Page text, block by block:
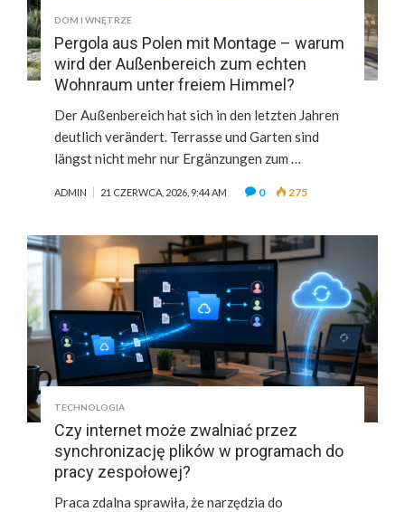
DOM I WNĘTRZE
Pergola aus Polen mit Montage – warum
wird der Außenbereich zum echten
Wohnraum unter freiem Himmel?
Der Außenbereich hat sich in den letzten Jahren
deutlich verändert. Terrasse und Garten sind
längst nicht mehr nur Ergänzungen zum …
ADMIN 21 CZERWCA, 2026, 9:44 AM 0 275
TECHNOLOGIA
Czy internet może zwalniać przez
synchronizację plików w programach do
pracy zespołowej?
Praca zdalna sprawiła, że narzędzia do